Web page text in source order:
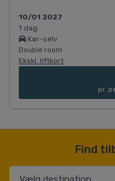
10/01 2027
1 dag
Kør-selv
Double room
Ekskl. liftkort
pr.
Find